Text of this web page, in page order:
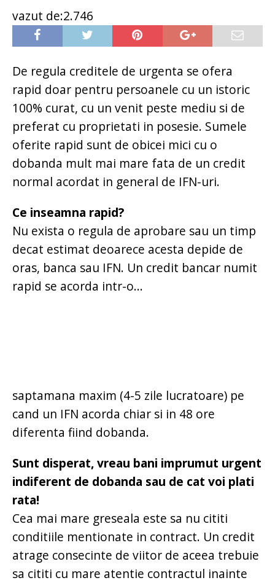
vazut de:2.746
De regula creditele de urgenta se ofera
rapid doar pentru persoanele cu un istoric
100% curat, cu un venit peste mediu si de
preferat cu proprietati in posesie. Sumele
oferite rapid sunt de obicei mici cu o
dobanda mult mai mare fata de un credit
normal acordat in general de IFN-uri.
Ce inseamna rapid?
Nu exista o regula de aprobare sau un timp
decat estimat deoarece acesta depide de
oras, banca sau IFN. Un credit bancar numit
rapid se acorda intr-o...
saptamana maxim (4-5 zile lucratoare) pe
cand un IFN acorda chiar si in 48 ore
diferenta fiind dobanda.
Sunt disperat, vreau bani imprumut urgent
indiferent de dobanda sau de cat voi plati
rata!
Cea mai mare greseala este sa nu cititi
conditiile mentionate in contract. Un credit
atrage consecinte de viitor de aceea trebuie
sa cititi cu mare atentie contractul inainte